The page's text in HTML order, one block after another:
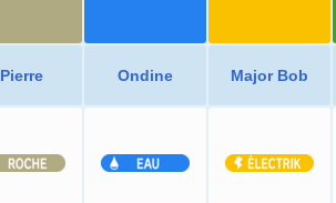
Pierre Ondine Major Bob